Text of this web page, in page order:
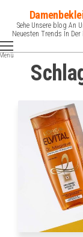
Inhalt
springen
Sehe Unsere blog An
Neuesten Trends In Der